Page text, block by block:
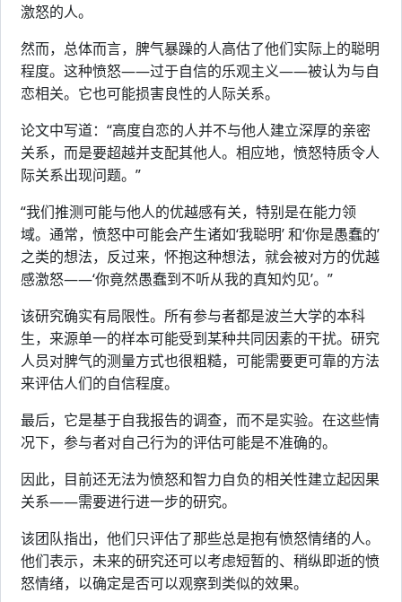
激怒的人。
然而，总体而言，脾气暴躁的人高估了他们实际上的聪明
程度。这种愤怒——过于自信的乐观主义——被认为与自
恋相关。它也可能损害良性的人际关系。
论文中写道：“高度自恋的人并不与他人建立深厚的亲密
关系，而是要超越并支配其他人。相应地，愤怒特质令人
际关系出现问题。”
“我们推测可能与他人的优越感有关，特别是在能力领
域。通常，愤怒中可能会产生诸如‘我聪明’ 和‘你是愚蠢的’
之类的想法，反过来，怀抱这种想法，就会被对方的优越
感激怒——‘你竟然愚蠢到不听从我的真知灼见’。”
该研究确实有局限性。所有参与者都是波兰大学的本科
生，来源单一的样本可能受到某种共同因素的干扰。研究
人员对脾气的测量方式也很粗糙，可能需要更可靠的方法
来评估人们的自信程度。
最后，它是基于自我报告的调查，而不是实验。在这些情
况下，参与者对自己行为的评估可能是不准确的。
因此，目前还无法为愤怒和智力自负的相关性建立起因果
关系——需要进行进一步的研究。
该团队指出，他们只评估了那些总是抱有愤怒情绪的人。
他们表示，未来的研究还可以考虑短暂的、稍纵即逝的愤
怒情绪，以确定是否可以观察到类似的效果。